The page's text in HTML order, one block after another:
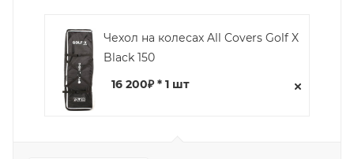
Чехол на колесах All Covers Golf X
Black 150
16 200₽ * 1 шт